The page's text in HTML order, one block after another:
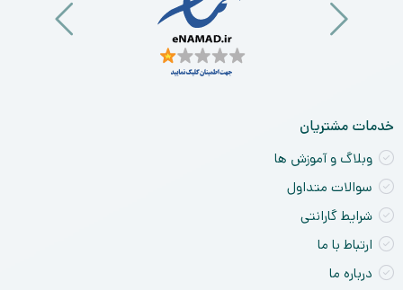
خدمات مشتریان
وبلاگ و آموزش ها
سوالات متداول
شرایط گارانتی
ارتباط با ما
درباره ما